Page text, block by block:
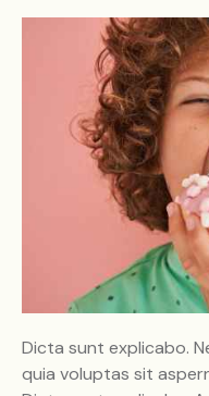
Dicta sunt explicabo.
quia voluptas sit